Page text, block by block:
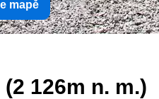
mapě
126m n. m.)